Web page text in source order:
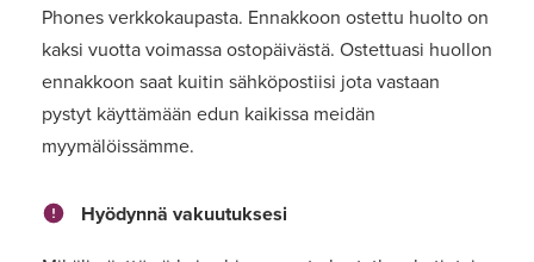
Phones verkkokaupasta. Ennakkoon ostettu huolto on
kaksi vuotta voimassa ostopäivästä. Ostettuasi huollon
ennakkoon saat kuitin sähköpostiisi jota vastaan
pystyt käyttämään edun kaikissa meidän
myymälöissämme.
Hyödynnä vakuutuksesi